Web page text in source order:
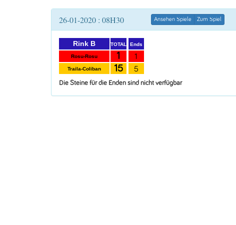
26-01-2020 : 08H30 Ansehen Spiele Zum Spiel
Rink B
Rosu-Rosu
Traila-Coliban
TOTAL
1
15
Ends
1
5
Die Steine für die Enden sind nicht verfügbar